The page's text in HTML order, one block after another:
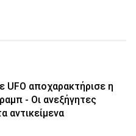
UFO αποχαρακτήρισε η
- Οι ανεξήγητες
αντικείμενα